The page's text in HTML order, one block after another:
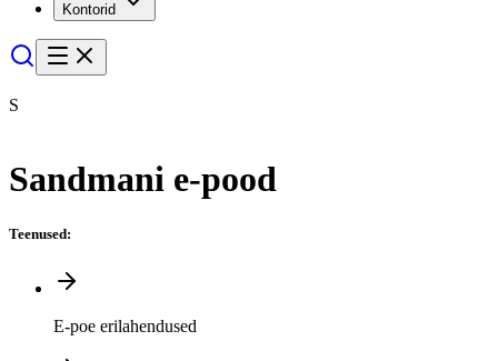
Kontorid
S
Sandmani e-pood
Teenused:
E-poe erilahendused